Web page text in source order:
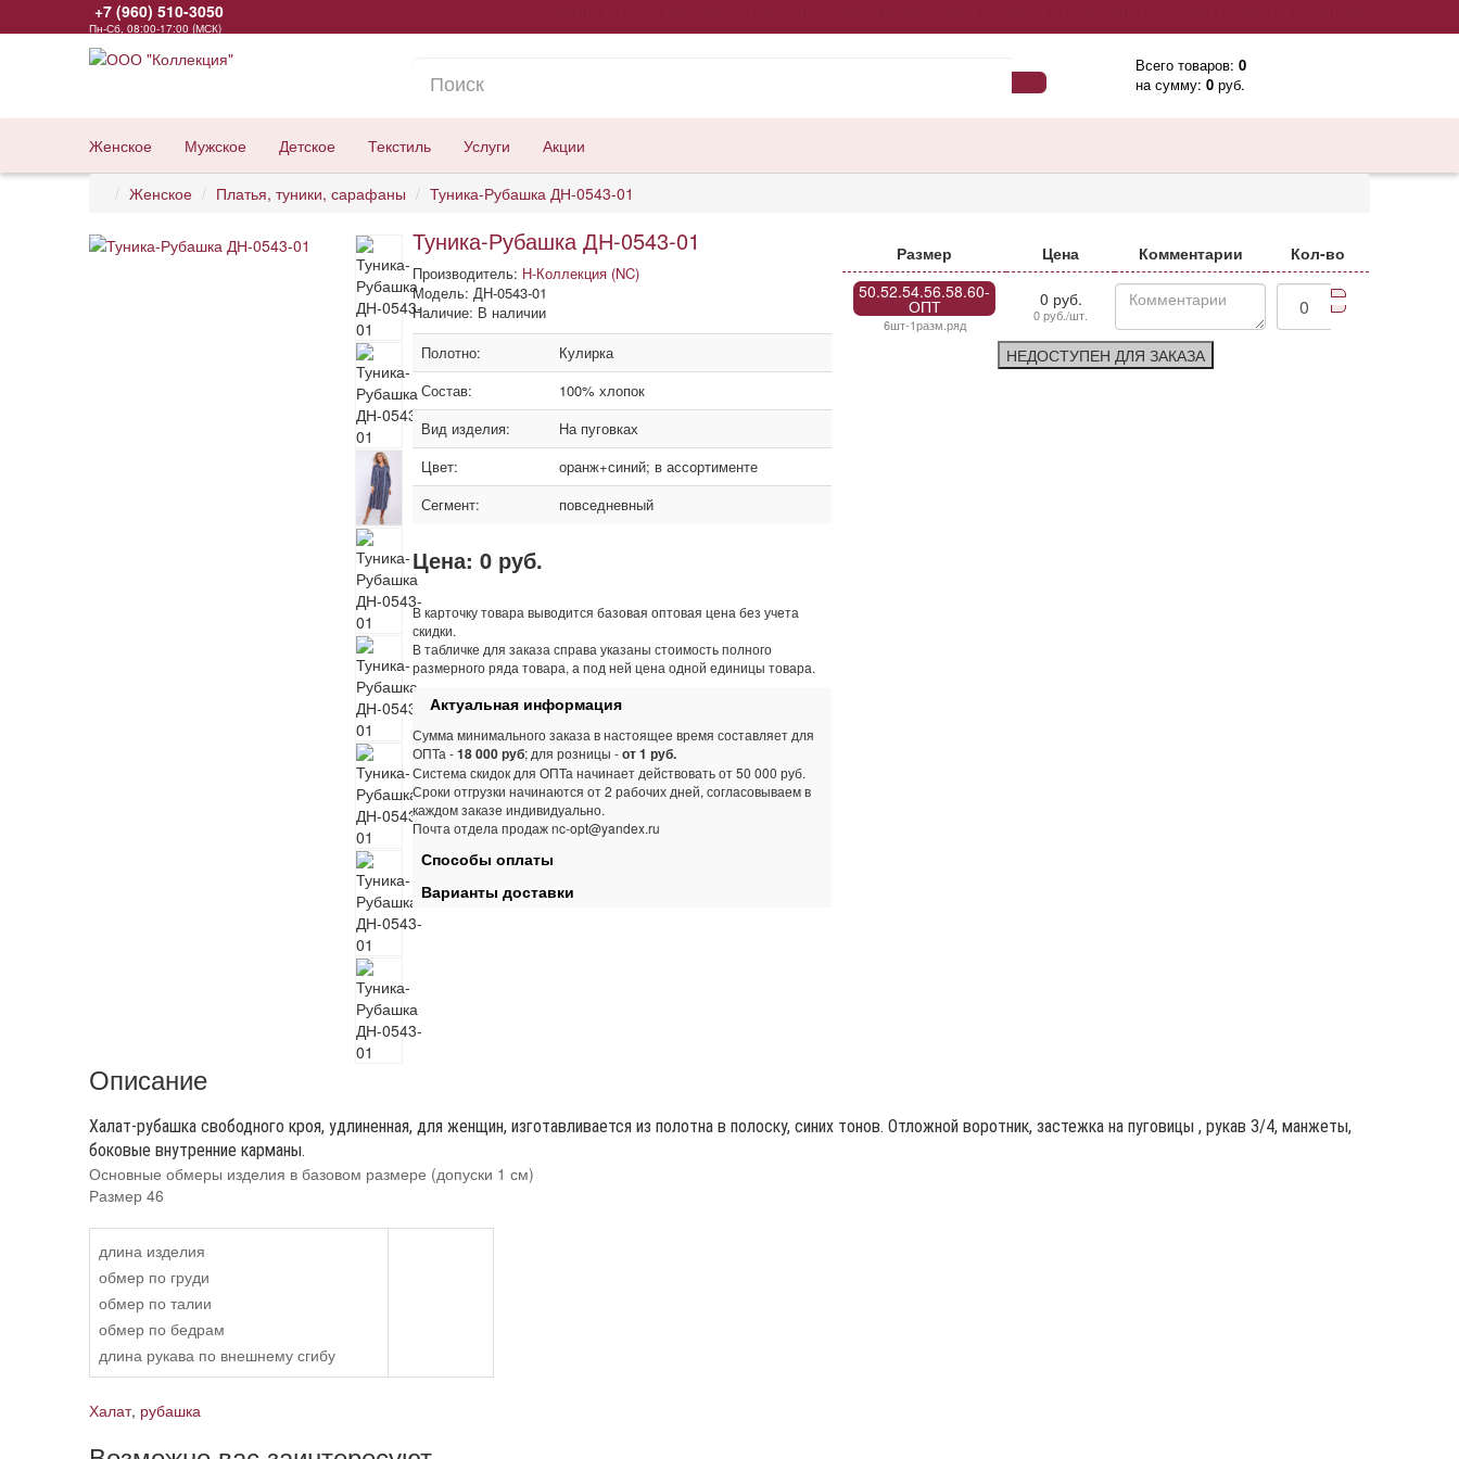
+7 (960) 510-3050
Пн-Сб, 08:00-17:00 (МСК)
Всего товаров: 0
на сумму:0 руб.
Женское Мужское Детское Текстиль Услуги Акции
Женское Платья, туники, сарафаны Туника-Рубашка ДН-0543-01
Туника-Рубашка ДН-0543-01
Производитель: Н-Коллекция (NC)
Модель: ДН-0543-01
Наличие: В наличии
Полотно:
Кулирка
Состав:
100% хлопок
Вид изделия:
На пуговках
Цвет:
оранж+синий; в ассортименте
Сегмент:
повседневный
Цена: 0 руб.
В карточку товара выводится базовая оптовая цена без учета
скидки.
В табличке для заказа справа указаны стоимость полного
размерного ряда товара, а под ней цена одной единицы товара.
Актуальная информация
Сумма минимального заказа в настоящее время составляет для
ОПТа -18 000 руб; для розницы -от 1 руб.
Система скидок для ОПТа начинает действовать от 50 000 руб.
Сроки отгрузки начинаются от 2 рабочих дней, согласовываем в
каждом заказе индивидуально.
Почта отдела продаж nc-opt@yandex.ru
Способы оплаты
Варианты доставки
Размер Цена Комментарии
Кол-во
50.52.54.56.58.60-
ОПТ
6шт-1разм.ряд
0 руб.
0 руб./шт.
НЕДОСТУПЕН ДЛЯ ЗАКАЗА
Описание
Халат-рубашка свободного кроя, удлиненная, для женщин, изготавливается из полотна в полоску, синих тонов. Отложной воротник, застежка на пуговицы , рукав 3/4, манжеты,
боковые внутренние карманы.
Основные обмеры изделия в базовом размере (допуски 1 см)
Размер 46
длина изделия
обмер по груди
обмер по талии
обмер по бедрам
длина рукава по внешнему сгибу
Халат, рубашка